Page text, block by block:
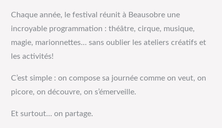
Chaque année, le festival réunit à Beausobre une
incroyable programmation : théâtre, cirque, musique,
magie, marionnettes… sans oublier les ateliers créatifs et
les activités!
C’est simple : on compose sa journée comme on veut, on
picore, on découvre, on s’émerveille.
Et surtout… on partage.